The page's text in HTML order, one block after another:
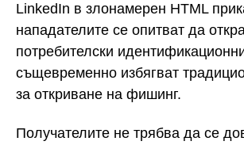
LinkedIn в злонамерен HTML
нападателите се опитват да
потребителски
същевременно избягват
за откриване на фишинг.
Получателите не трябва да се